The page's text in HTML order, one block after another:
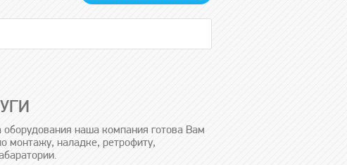
оборудования наша компания готова Вам
монтажу, наладке, ретрофиту,